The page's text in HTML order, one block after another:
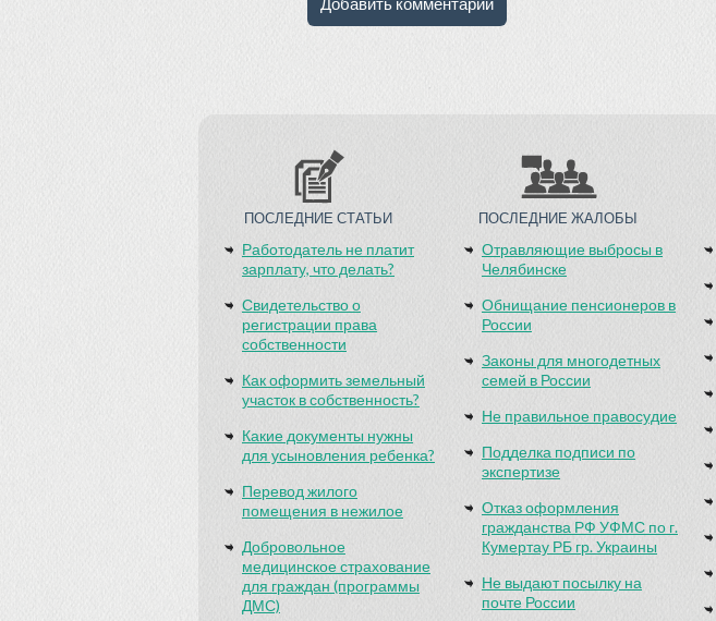
ПОСЛЕДНИЕ СТАТЬИ
Работодатель не платит
зарплату, что делать?
Свидетельство о
регистрации права
собственности
Как оформить земельный
участок в собственность?
Какие документы нужны
для усыновления ребенка?
Перевод жилого
помещения в нежилое
Добровольное
медицинское страхование
для граждан (программы
ДМС)
ПОСЛЕДНИЕ ЖАЛОБЫ
Отравляющие выбросы в
Челябинске
Обнищание пенсионеров в
России
Законы для многодетных
семей в России
Не правильное правосудие
Подделка подписи по
экспертизе
Отказ оформления
гражданства РФ УФМС по г.
Кумертау РБ гр. Украины
Не выдают посылку на
почте России